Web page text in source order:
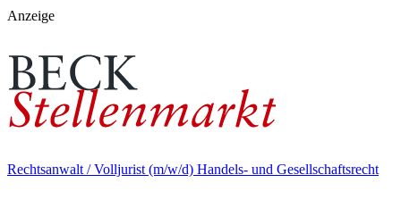
Anzeige
Rechtsanwalt / Volljurist (m/w/d) Handels- und Gesellschaftsrecht